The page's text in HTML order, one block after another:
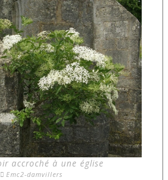
accroché à une église
Emc2-damvillers